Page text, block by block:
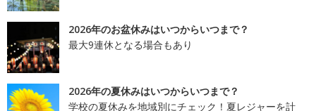
2026年のお盆休みはいつからいつまで？
最大9連休となる場合もあり
2026年の夏休みはいつからいつまで？
学校の夏休みを地域別にチェック！夏レジャーを計